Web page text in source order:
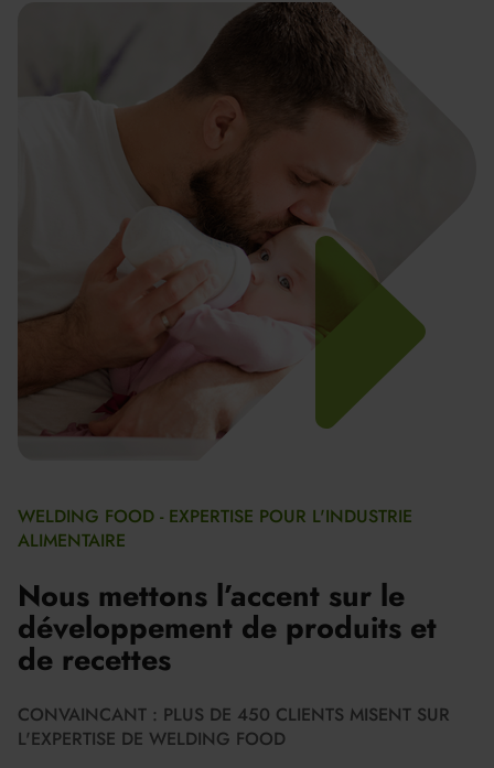
WELDING FOOD - EXPERTISE POUR L'INDUSTRIE
ALIMENTAIRE
Nous mettons l’accent sur le
développement de produits et
de recettes
CONVAINCANT : PLUS DE 450 CLIENTS MISENT SUR
L'EXPERTISE DE WELDING FOOD